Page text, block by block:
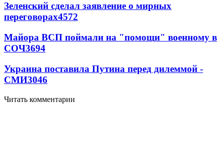
Зеленский сделал заявление о мирных
переговорах4572
Майора ВСП поймали на "помощи" военному в
СОЧ3694
Украина поставила Путина перед дилеммой -
СМИ3046
Читать комментарии